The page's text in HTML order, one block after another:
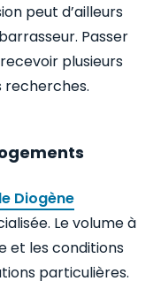
peut d’ailleurs
Passer
plusieurs
recherches.
Diogène
Le volume à
et les conditions
particulières.